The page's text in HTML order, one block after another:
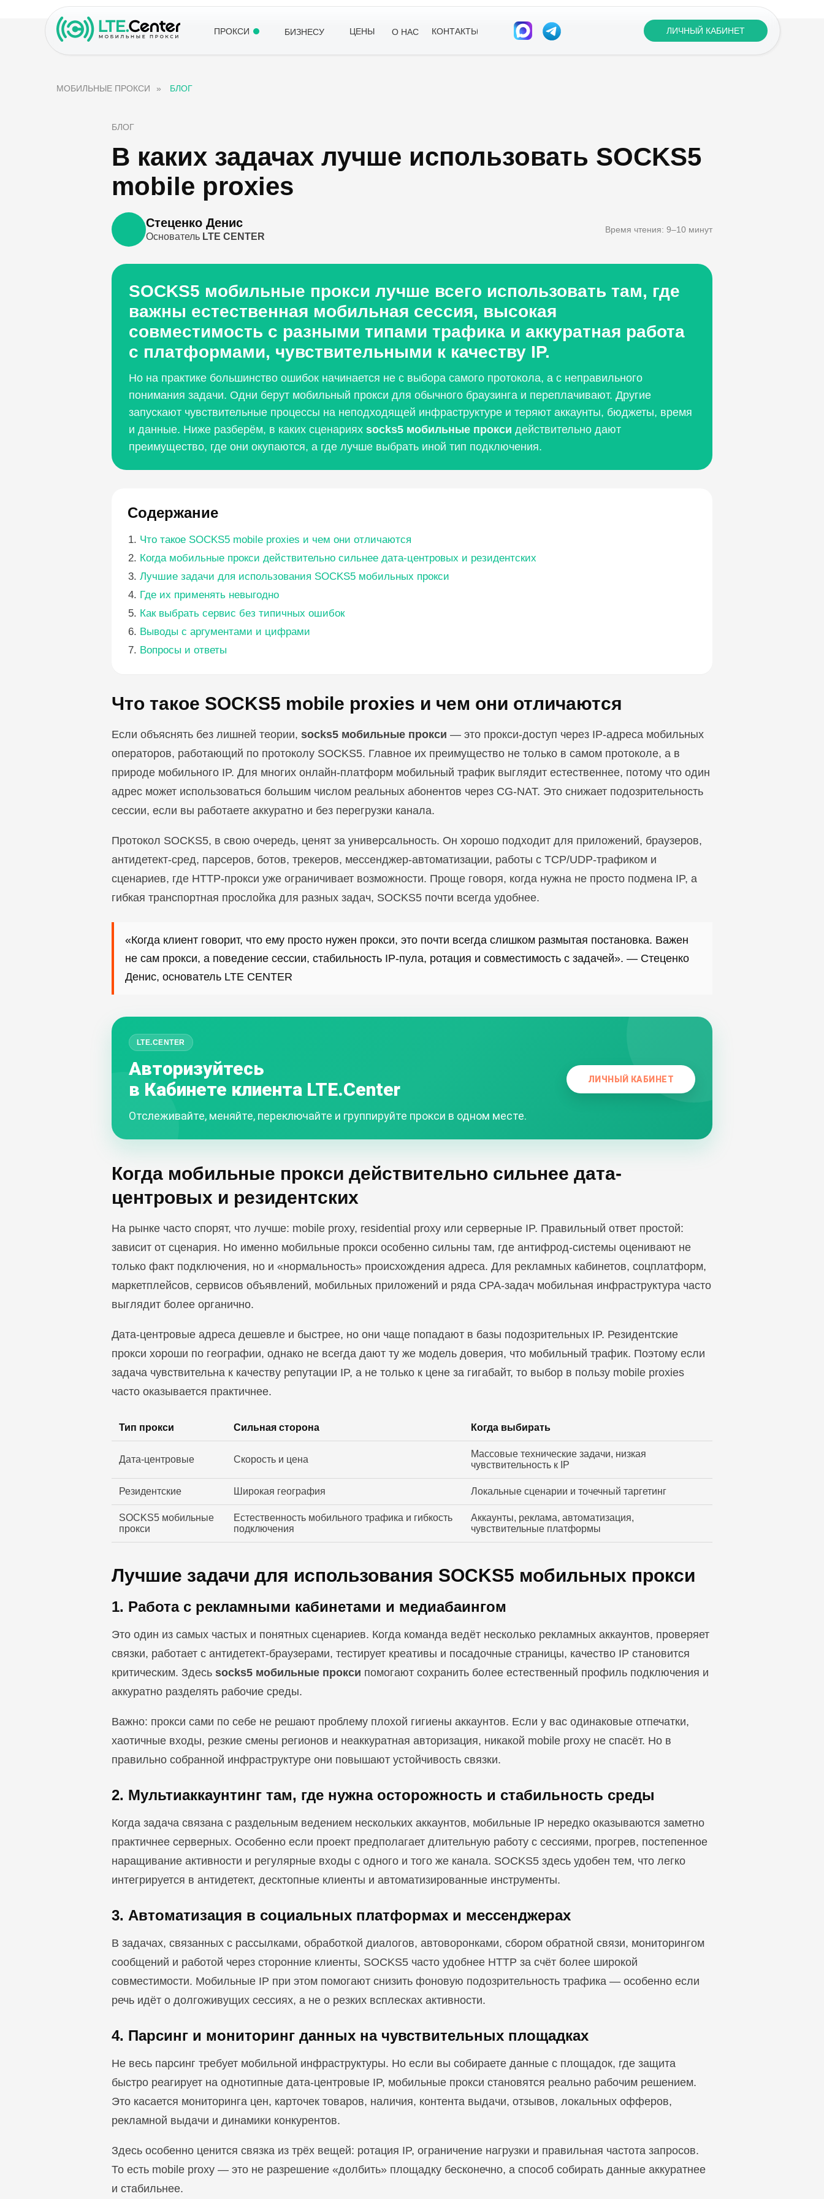
ЛИЧНЫЙ КАБИНЕТ
ПРОКСИ БИЗНЕСУ ЦЕНЫ О НАС КОНТАКТЫ
МОБИЛЬНЫЕ ПРОКСИ » БЛОГ
БЛОГ
В каких задачах лучше использовать SOCKS5
mobile proxies
Стеценко Денис
Основатель LTE CENTER
Время чтения: 9–10 минут
SOCKS5 мобильные прокси лучше всего использовать там, где
важны естественная мобильная сессия, высокая
совместимость с разными типами трафика и аккуратная работа
с платформами, чувствительными к качеству IP.
Но на практике большинство ошибок начинается не с выбора самого протокола, а с неправильного
понимания задачи. Одни берут мобильный прокси для обычного браузинга и переплачивают. Другие
запускают чувствительные процессы на неподходящей инфраструктуре и теряют аккаунты, бюджеты, время
и данные. Ниже разберём, в каких сценариях socks5 мобильные прокси действительно дают
преимущество, где они окупаются, а где лучше выбрать иной тип подключения.
Содержание
Что такое SOCKS5 mobile proxies и чем они отличаются
Когда мобильные прокси действительно сильнее дата-центровых и резидентских
Лучшие задачи для использования SOCKS5 мобильных прокси
Где их применять невыгодно
Как выбрать сервис без типичных ошибок
Выводы с аргументами и цифрами
Вопросы и ответы
Что такое SOCKS5 mobile proxies и чем они отличаются
Если объяснять без лишней теории, socks5 мобильные прокси — это прокси-доступ через IP-адреса мобильных
операторов, работающий по протоколу SOCKS5. Главное их преимущество не только в самом протоколе, а в
природе мобильного IP. Для многих онлайн-платформ мобильный трафик выглядит естественнее, потому что один
адрес может использоваться большим числом реальных абонентов через CG-NAT. Это снижает подозрительность
сессии, если вы работаете аккуратно и без перегрузки канала.
Протокол SOCKS5, в свою очередь, ценят за универсальность. Он хорошо подходит для приложений, браузеров,
антидетект-сред, парсеров, ботов, трекеров, мессенджер-автоматизации, работы с TCP/UDP-трафиком и
сценариев, где HTTP-прокси уже ограничивает возможности. Проще говоря, когда нужна не просто подмена IP, а
гибкая транспортная прослойка для разных задач, SOCKS5 почти всегда удобнее.
«Когда клиент говорит, что ему просто нужен прокси, это почти всегда слишком размытая постановка. Важен
не сам прокси, а поведение сессии, стабильность IP-пула, ротация и совместимость с задачей». — Стеценко
Денис, основатель LTE CENTER
LTE.CENTER
Авторизуйтесь
в Кабинете клиента LTE.Center
Отслеживайте, меняйте, переключайте и группируйте прокси в одном месте.
ЛИЧНЫЙ КАБИНЕТ
Когда мобильные прокси действительно сильнее дата-
центровых и резидентских
На рынке часто спорят, что лучше: mobile proxy, residential proxy или серверные IP. Правильный ответ простой:
зависит от сценария. Но именно мобильные прокси особенно сильны там, где антифрод-системы оценивают не
только факт подключения, но и «нормальность» происхождения адреса. Для рекламных кабинетов, соцплатформ,
маркетплейсов, сервисов объявлений, мобильных приложений и ряда CPA-задач мобильная инфраструктура часто
выглядит более органично.
Дата-центровые адреса дешевле и быстрее, но они чаще попадают в базы подозрительных IP. Резидентские
прокси хороши по географии, однако не всегда дают ту же модель доверия, что мобильный трафик. Поэтому если
задача чувствительна к качеству репутации IP, а не только к цене за гигабайт, то выбор в пользу mobile proxies
часто оказывается практичнее.
Тип прокси Сильная сторона Когда выбирать
Дата-центровые Скорость и цена
Массовые технические задачи, низкая
чувствительность к IP
Резидентские Широкая география Локальные сценарии и точечный таргетинг
SOCKS5 мобильные
прокси
Естественность мобильного трафика и гибкость
подключения
Аккаунты, реклама, автоматизация,
чувствительные платформы
Лучшие задачи для использования SOCKS5 мобильных прокси
1. Работа с рекламными кабинетами и медиабаингом
Это один из самых частых и понятных сценариев. Когда команда ведёт несколько рекламных аккаунтов, проверяет
связки, работает с антидетект-браузерами, тестирует креативы и посадочные страницы, качество IP становится
критическим. Здесь socks5 мобильные прокси помогают сохранить более естественный профиль подключения и
аккуратно разделять рабочие среды.
Важно: прокси сами по себе не решают проблему плохой гигиены аккаунтов. Если у вас одинаковые отпечатки,
хаотичные входы, резкие смены регионов и неаккуратная авторизация, никакой mobile proxy не спасёт. Но в
правильно собранной инфраструктуре они повышают устойчивость связки.
2. Мультиаккаунтинг там, где нужна осторожность и стабильность среды
Когда задача связана с раздельным ведением нескольких аккаунтов, мобильные IP нередко оказываются заметно
практичнее серверных. Особенно если проект предполагает длительную работу с сессиями, прогрев, постепенное
наращивание активности и регулярные входы с одного и того же канала. SOCKS5 здесь удобен тем, что легко
интегрируется в антидетект, десктопные клиенты и автоматизированные инструменты.
3. Автоматизация в социальных платформах и мессенджерах
В задачах, связанных с рассылками, обработкой диалогов, автоворонками, сбором обратной связи, мониторингом
сообщений и работой через сторонние клиенты, SOCKS5 часто удобнее HTTP за счёт более широкой
совместимости. Мобильные IP при этом помогают снизить фоновую подозрительность трафика — особенно если
речь идёт о долгоживущих сессиях, а не о резких всплесках активности.
4. Парсинг и мониторинг данных на чувствительных площадках
Не весь парсинг требует мобильной инфраструктуры. Но если вы собираете данные с площадок, где защита
быстро реагирует на однотипные дата-центровые IP, мобильные прокси становятся реально рабочим решением.
Это касается мониторинга цен, карточек товаров, наличия, контента выдачи, отзывов, локальных офферов,
рекламной выдачи и динамики конкурентов.
Здесь особенно ценится связка из трёх вещей: ротация IP, ограничение нагрузки и правильная частота запросов.
То есть mobile proxy — это не разрешение «долбить» площадку бесконечно, а способ собирать данные аккуратнее
и стабильнее.